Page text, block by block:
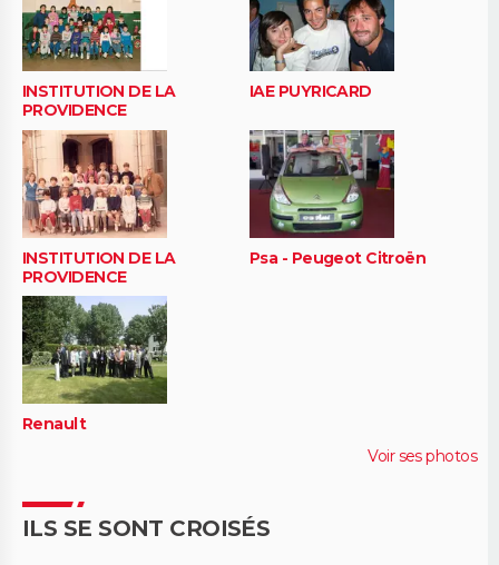
INSTITUTION DE LA
PROVIDENCE
IAE PUYRICARD
INSTITUTION DE LA
PROVIDENCE
Psa - Peugeot Citroën
Renault
Voir ses photos
ILS SE SONT CROISÉS